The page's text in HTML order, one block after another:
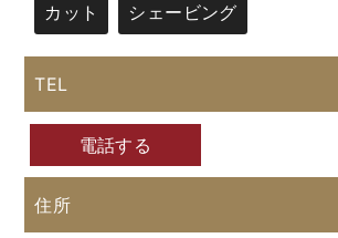
カット シェービング
TEL
電話する
住所